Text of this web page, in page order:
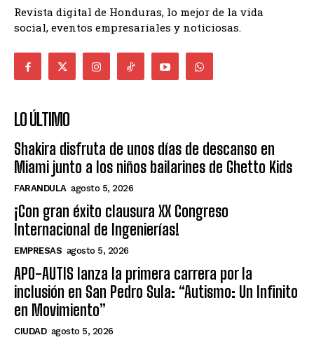
Revista digital de Honduras, lo mejor de la vida
social, eventos empresariales y noticiosas.
LO ÚLTIMO
Shakira disfruta de unos días de descanso en
Miami junto a los niños bailarines de Ghetto Kids
FARANDULA agosto 5, 2026
¡Con gran éxito clausura XX Congreso
Internacional de Ingenierías!
EMPRESAS agosto 5, 2026
APO-AUTIS lanza la primera carrera por la
inclusión en San Pedro Sula: “Autismo: Un Infinito
en Movimiento”
CIUDAD agosto 5, 2026